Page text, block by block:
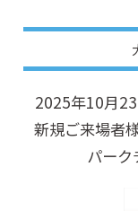
2025年10月
新規ご来場者
パーク